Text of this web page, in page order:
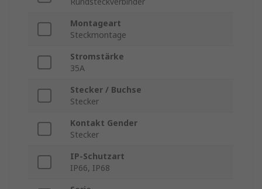
Montageart
Steckmontage
Stromstärke
35A
Stecker / Buchse
Stecker
Kontakt Gender
Stecker
IP-Schutzart
IP66, IP68